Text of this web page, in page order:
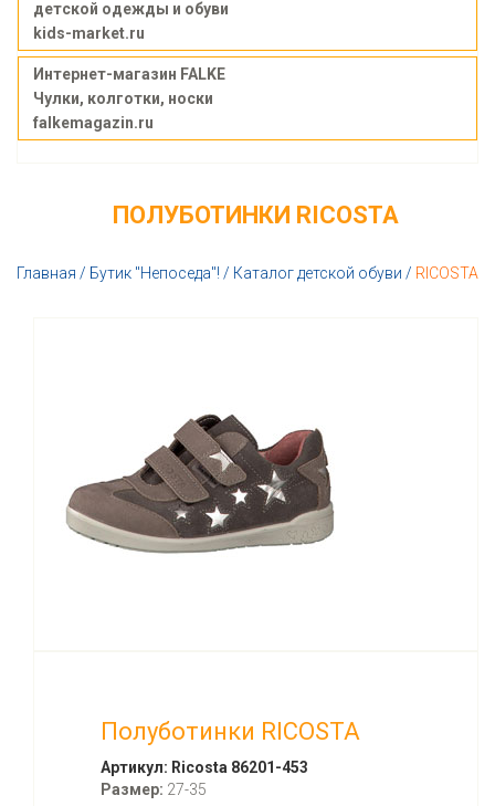
детской одежды и обуви
kids-market.ru
Интернет-магазин FALKE
Чулки, колготки, носки
falkemagazin.ru
ПОЛУБОТИНКИ RICOSTA
Главная / Бутик "Непоседа"! / Каталог детской обуви / RICOSTA
Полуботинки RICOSTA
Артикул: Ricosta 86201-453
Размер: 27-35